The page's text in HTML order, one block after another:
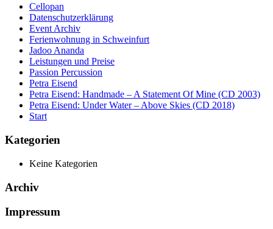
Cellopan
Datenschutzerklärung
Event Archiv
Ferienwohnung in Schweinfurt
Jadoo Ananda
Leistungen und Preise
Passion Percussion
Petra Eisend
Petra Eisend: Handmade – A Statement Of Mine (CD 2003)
Petra Eisend: Under Water – Above Skies (CD 2018)
Start
Kategorien
Keine Kategorien
Archiv
Impressum